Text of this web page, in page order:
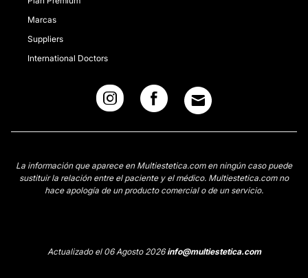
Marcas
Suppliers
International Doctors
La información que aparece en Multiestetica.com en ningún caso puede
sustituir la relación entre el paciente y el médico. Multiestetica.com no
hace apología de un producto comercial o de un servicio.
Actualizado el 06 Agosto 2026info@multiestetica.com